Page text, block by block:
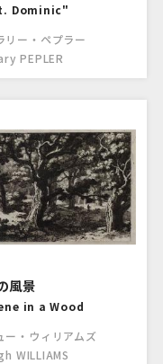
Dominic"
リー・ペプラー
PEPLER
風景
in a Wood
ー・ウィリアムズ
WILLIAMS